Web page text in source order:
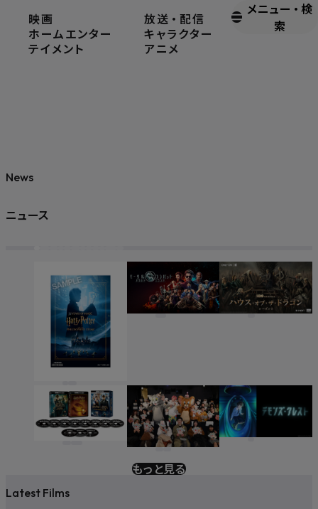
映画
ホームエンター
テイメント
放送 ・ 配信
キャラクター
アニメ
メニュー ・ 検
索
News
ニュース
もっと見る
Latest Films